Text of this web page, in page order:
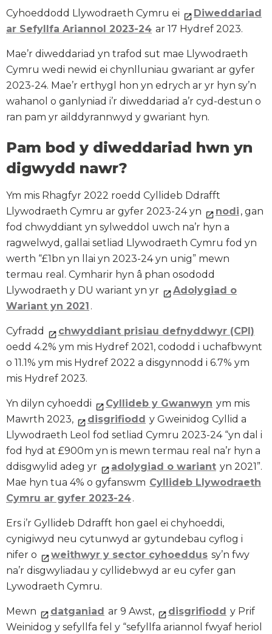
Cyhoeddodd Llywodraeth Cymru ei
Diweddariad
ar Sefyllfa Ariannol 2023-24 ar 17 Hydref 2023.
Mae’r diweddariad yn trafod sut mae Llywodraeth
Cymru wedi newid ei chynlluniau gwariant ar gyfer
2023-24. Mae’r erthygl hon yn edrych ar yr hyn sy’n
wahanol o ganlyniad i’r diweddariad a’r cyd-destun o
ran pam yr ailddyrannwyd y gwariant hyn.
Pam bod y diweddariad hwn yn
digwydd nawr?
Ym mis Rhagfyr 2022 roedd Cyllideb Ddrafft
Llywodraeth Cymru ar gyfer 2023-24 yn
nodi , gan
fod chwyddiant yn sylweddol uwch na’r hyn a
ragwelwyd, gallai setliad Llywodraeth Cymru fod yn
werth “£1bn yn llai yn 2023-24 yn unig” mewn
termau real. Cymharir hyn â phan osododd
Llywodraeth y DU wariant yn yr
Adolygiad o
Wariant yn 2021 .
Cyfradd
chwyddiant prisiau defnyddwyr (CPI)
oedd 4.2% ym mis Hydref 2021, cododd i uchafbwynt
o 11.1% ym mis Hydref 2022 a disgynnodd i 6.7% ym
mis Hydref 2023.
Yn dilyn cyhoeddi Cyllideb y Gwanwyn ym mis
Mawrth 2023,
disgrifiodd y Gweinidog Cyllid a
Llywodraeth Leol fod setliad Cymru 2023-24 “yn dal i
fod hyd at £900m yn is mewn termau real na’r hyn a
ddisgwylid adeg yr
adolygiad o wariant yn 2021”.
Mae hyn tua 4% o gyfanswm Cyllideb Llywodraeth
Cymru ar gyfer 2023-24.
Ers i’r Gyllideb Ddrafft hon gael ei chyhoeddi,
cynigiwyd neu cytunwyd ar gytundebau cyflog i
nifer o
weithwyr y sector cyhoeddus sy’n fwy
na’r disgwyliadau y cyllidebwyd ar eu cyfer gan
Lywodraeth Cymru.
Mewn datganiad ar 9 Awst, disgrifiodd y Prif
Weinidog y sefyllfa fel y “sefyllfa ariannol fwyaf heriol